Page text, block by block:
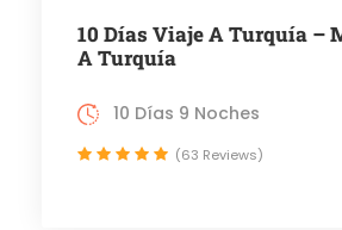
10 Días Viaje A Turquía –
A Turquía
10 Días 9 Noches
(63 Reviews)